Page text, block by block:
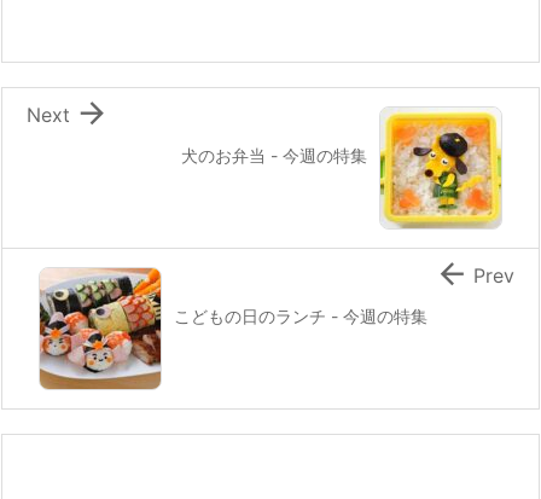
o
k
犬のお弁当 - 今週の特集

Next
こどもの日のランチ - 今週の特集
 Prev